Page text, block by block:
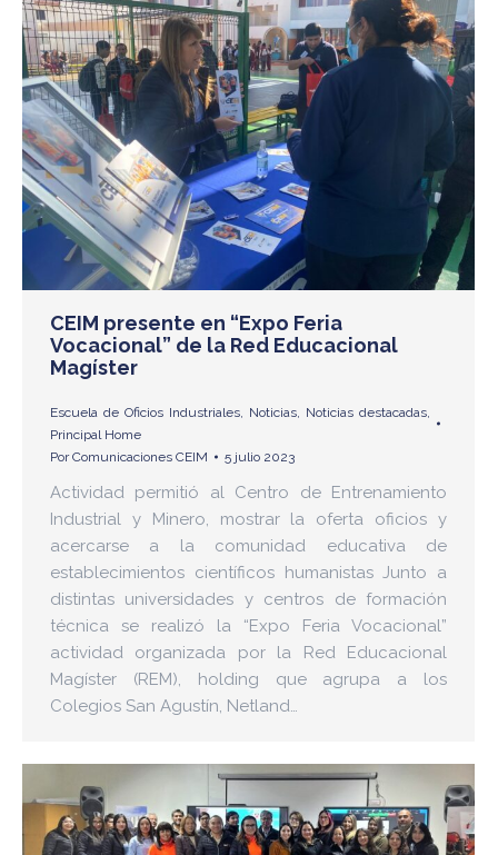
CEIM presente en “Expo Feria
Vocacional” de la Red Educacional
Magíster
Escuela de Oficios Industriales Noticias Noticias destacadas
Principal Home
PorComunicaciones CEIM 5 julio 2023
Actividad permitió al Centro de Entrenamiento
Industrial y Minero, mostrar la oferta oficios y
acercarse a la comunidad educativa de
establecimientos científicos humanistas Junto a
distintas universidades y centros de formación
técnica se realizó la “Expo Feria Vocacional”
actividad organizada por la Red Educacional
Magíster (REM), holding que agrupa a los
Colegios San Agustín, Netland…